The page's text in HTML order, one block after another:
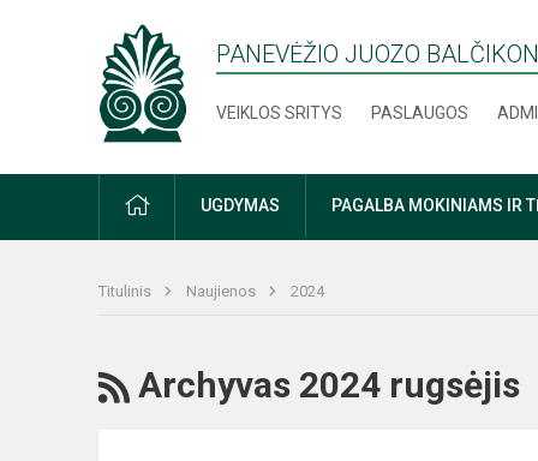
PANEVĖŽIO JUOZO
VEIKLOS SRITYS PASLAUGOS
PRADŽIAUGDYMAS PAGALBA MOKINIAMS IR
Titulinis Naujienos 2024
RSS
Archyvas 2024 rugsėjis